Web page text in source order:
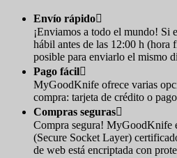
Envío rápido
¡Enviamos a todo el mundo! Si
hábil antes de las 12:00 h (hora
posible para enviarlo el mismo
Pago fácil
MyGoodKnife ofrece varias
compra: tarjeta de crédito o
Compras seguras
Compra segura! MyGoodKnife
(Secure Socket Layer)
de web está encriptada con